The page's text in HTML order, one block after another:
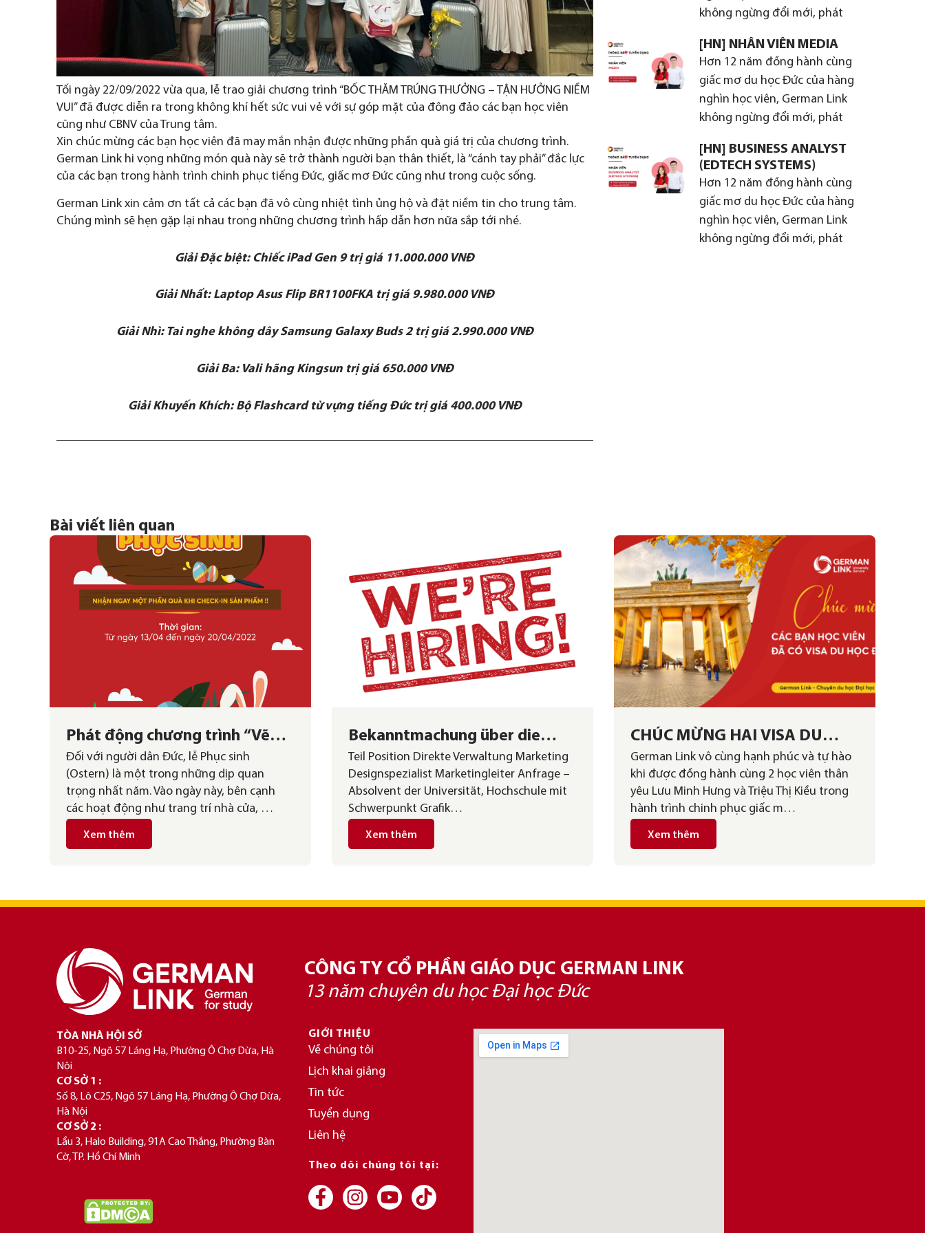
Tối ngày 22/09/2022 vừa qua, lễ trao giải chương trình “BỐC THĂM TRÚNG THƯỞNG – TẬN HƯỞNG NIỀM
VUI” đã được diễn ra trong không khí hết sức vui vẻ với sự góp mặt của đông đảo các bạn học viên
cũng như CBNV của Trung tâm.
Xin chúc mừng các bạn học viên đã may mắn nhận được những phần quà giá trị của chương trình.
German Link hi vọng những món quà này sẽ trở thành người bạn thân thiết, là “cánh tay phải” đắc lực
của các bạn trong hành trình chinh phục tiếng Đức, giấc mơ Đức cũng như trong cuộc sống.
German Link xin cảm ơn tất cả các bạn đã vô cùng nhiệt tình ủng hộ và đặt niềm tin cho trung tâm.
Chúng mình sẽ hẹn gặp lại nhau trong những chương trình hấp dẫn hơn nữa sắp tới nhé.
Giải Đặc biệt: Chiếc iPad Gen 9 trị giá 11.000.000 VNĐ
Giải Nhất: Laptop Asus Flip BR1100FKA trị giá 9.980.000 VNĐ
Giải Nhì: Tai nghe không dây Samsung Galaxy Buds 2 trị giá 2.990.000 VNĐ
Giải Ba: Vali hãng Kingsun trị giá 650.000 VNĐ
Giải Khuyến Khích: Bộ Flashcard từ vựng tiếng Đức trị giá 400.000 VNĐ
không ngừng đổi mới, phát
[HN] NHÂN VIÊN MEDIA
Hơn 12 năm đồng hành cùng
giấc mơ du học Đức của hàng
nghìn học viên, German Link
không ngừng đổi mới, phát
[HN] BUSINESS ANALYST
(EDTECH SYSTEMS)
Hơn 12 năm đồng hành cùng
giấc mơ du học Đức của hàng
nghìn học viên, German Link
không ngừng đổi mới, phát
Bài viết liên quan
Phát động chương trình “Vẽ
trứng Phục sinh cùng German
Link” 2022
Đối với người dân Đức, lễ Phục sinh
(Ostern) là một trong những dịp quan
trọng nhất năm. Vào ngày này, bên cạnh
các hoạt động như trang trí nhà cửa, …
Xem thêm
Bekanntmachung über die
Einstellung von
Konstruktionspersonal
Teil Position Direkte Verwaltung Marketing
Designspezialist Marketingleiter Anfrage –
Absolvent der Universität, Hochschule mit
Schwerpunkt Grafik…
Xem thêm
CHÚC MỪNG HAI VISA DU
HỌC ĐỨC NÓNG HỔI CẬP BẾN
GERMAN LINK
German Link vô cùng hạnh phúc và tự hào
khi được đồng hành cùng 2 học viên thân
yêu Lưu Minh Hưng và Triệu Thị Kiều trong
hành trình chinh phục giấc m…
Xem thêm
CÔNG TY CỔ PHẦN GIÁO DỤC GERMAN LINK
13 năm chuyên du học Đại học Đức
TÒA NHÀ HỘI SỞ
B10-25, Ngõ 57 Láng Hạ, Phường Ô Chợ Dừa, Hà
Nội
CƠ SỞ 1 :
Số 8, Lô C25, Ngõ 57 Láng Hạ, Phường Ô Chợ Dừa,
Hà Nội
CƠ SỞ 2 :
Lầu 3, Halo Building, 91A Cao Thắng, Phường Bàn
Cờ, TP. Hồ Chí Minh
GIỚI THIỆU
Về chúng tôi
Lịch khai giảng
Tin tức
Tuyển dụng
Liên hệ
Theo dõi chúng tôi tại: